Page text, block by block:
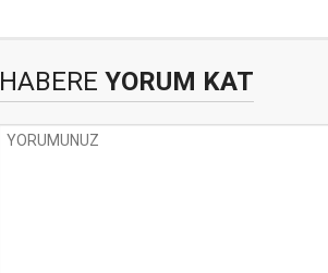
HABERE YORUM KAT